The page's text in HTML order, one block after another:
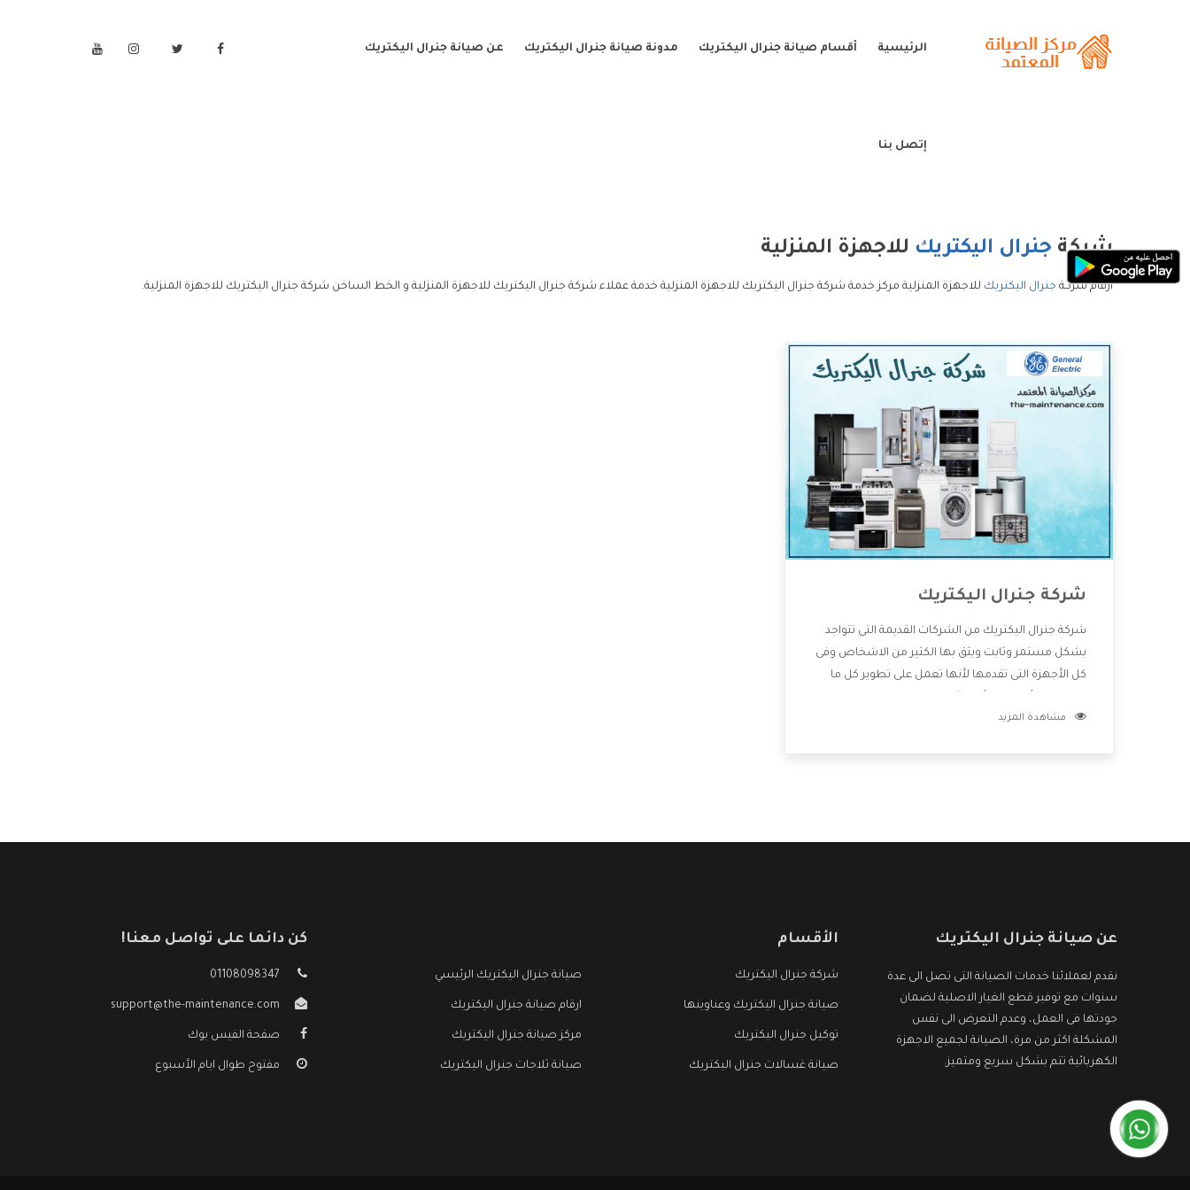
الرئيسية أقسام صيانة جنرال اليكتريك مدونة صيانة جنرال اليكتريك عن صيانة جنرال اليكتريك
إتصل بنا
شركة جنرال اليكتريك للاجهزة المنزلية
ارقام شركة جنرال اليكتريك للاجهزة المنزلية مركز خدمة شركة جنرال اليكتريك للاجهزة المنزلية خدمة عملاء شركة جنرال اليكتريك للاجهزة المنزلية و الخط الساخن شركة جنرال اليكتريك للاجهزة المنزلية.
شركة جنرال اليكتريك
شركة جنرال اليكتريك من الشركات القديمة التى تتواجد
بشكل مستمر وثابت ويثق بها الكثير من الاشخاص وفى
كل الأجهزة التى تقدمها لأنها تعمل على تطوير كل ما
أفضل خدمات ما بعد البيع مع المنتجات وتقدم للعملاء
مشاهدة المزيد
عن صيانة جنرال اليكتريك
نقدم لعملائنا خدمات الصيانة التى تصل الى عدة
سنوات مع توفير قطع الغيار الاصلية لضمان
جودتها فى العمل، وعدم التعرض الى نفس
المشكلة اكثر من مرة، الصيانة لجميع الاجهزة
الكهربائية تتم بشكل سريع ومتميز.
الأقسام
شركة جنرال اليكتريك صيانة جنرال اليكتريك الرئيسي
صيانة جنرال اليكتريك وعناوينها ارقام صيانة جنرال اليكتريك
توكيل جنرال اليكتريك مركز صيانة جنرال اليكتريك
صيانة غسالات جنرال اليكتريك صيانة ثلاجات جنرال اليكتريك
كن دائما على تواصل معنا!
01108098347
support@the-maintenance.com
صفحة الفيس بوك
مفتوح طوال ايام الأسبوع